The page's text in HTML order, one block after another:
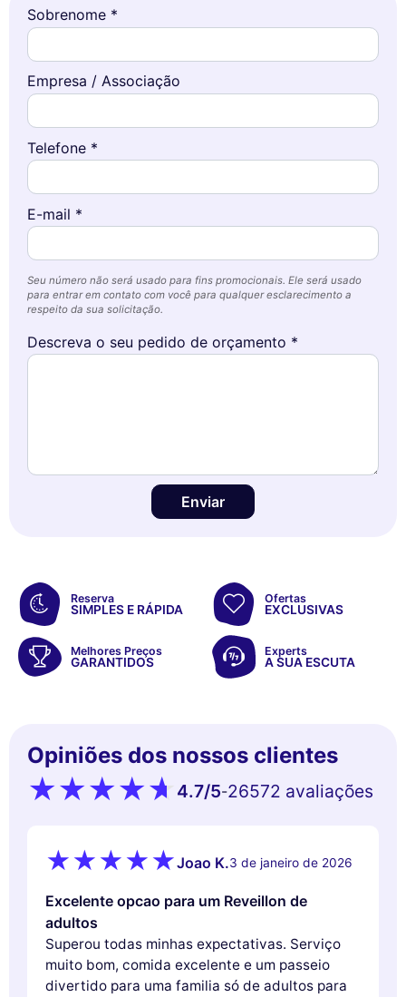
Sobrenome *
Empresa / Associação
Telefone *
E-mail *
Seu número não será usado para fins promocionais. Ele será usado
para entrar em contato com você para qualquer esclarecimento a
respeito da sua solicitação.
Descreva o seu pedido de orçamento *
Enviar
Reserva
SIMPLES E RÁPIDA
Ofertas
EXCLUSIVAS
Melhores Preços
GARANTIDOS
Experts
A SUA ESCUTA
Opiniões dos nossos clientes
4.7/5-26572 avaliações
Joao K.3 de janeiro de 2026
Excelente opcao para um Reveillon de
adultos
Superou todas minhas expectativas. Serviço
muito bom, comida excelente e um passeio
divertido para uma familia só de adultos para